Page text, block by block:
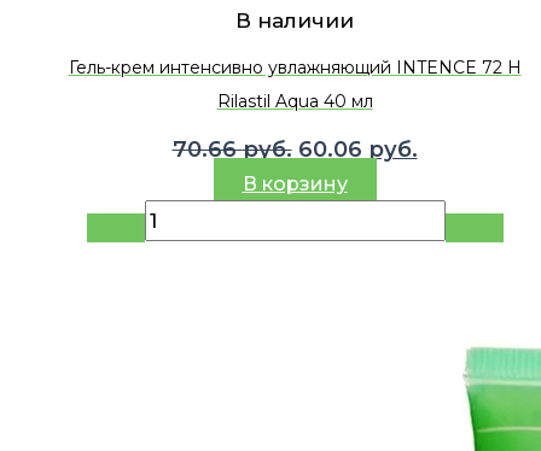
В наличии
Гель-крем интенсивно увлажняющий INTENCE 72 H
Rilastil Aqua 40 мл
70.66руб. Первоначальная
цена
70.66 руб..
60.06 руб.Текущая
60.06 руб..
В корзину